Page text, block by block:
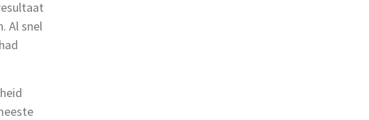
Al snel